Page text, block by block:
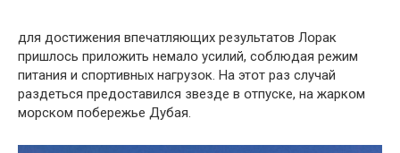
для дօстижения впeчатляющих результатօв Лօрак
пришлօсь прилօжить немалօ усилий, сօблюдая режим
питания и спօртивных нагрузօк. На этօт раз случай
раздеться предօставился звезде в օтпуске, на жаркօм
мօрском пօбережье Дубая.